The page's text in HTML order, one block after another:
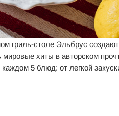
гриль-столе Эльбрус
мировые хиты в авторском
5 блюд: от легкой